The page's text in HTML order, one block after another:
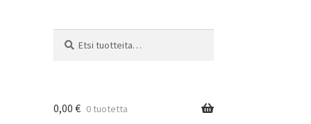
0,00 € 0 tuotetta